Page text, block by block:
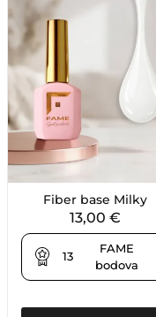
Fiber base Milky
13,00€
13
FAME
bodova